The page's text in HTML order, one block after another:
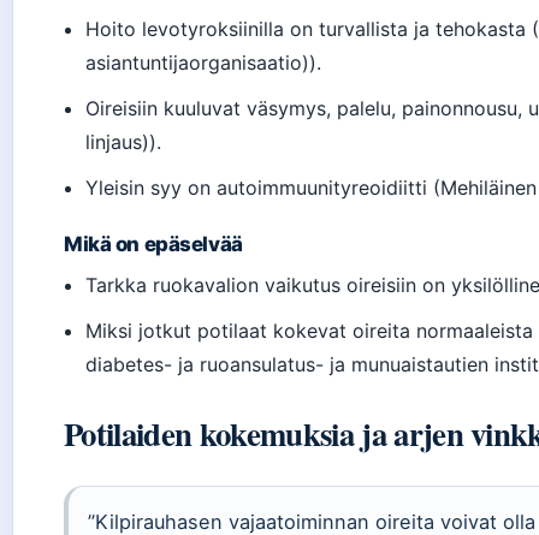
Hoito levotyroksiinilla on turvallista ja tehokasta
asiantuntijaorganisaatio)).
Oireisiin kuuluvat väsymys, palelu,
linjaus)).
Yleisin syy on autoimmuunityreoidiitti
Mikä on epäselvää
Tarkka ruokavalion vaikutus oireisiin on
Miksi jotkut potilaat kokevat oireita
diabetes- ja ruoansulatus- ja munuaistautien
Potilaiden kokemuksia ja arjen
”Kilpirauhasen vajaatoiminnan oireita voivat